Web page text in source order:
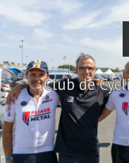
r
a
u
c
o
n
t
Club de